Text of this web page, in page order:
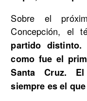
Sobre el
Concepción, el
partido
como fue el
Santa Cruz.
siempre es el